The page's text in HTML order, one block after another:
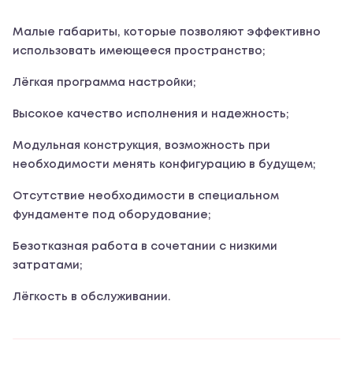
Малые габариты, которые позволяют эффективно
использовать имеющееся пространство;
Лёгкая программа настройки;
Высокое качество исполнения и надежность;
Модульная конструкция, возможность при
необходимости менять конфигурацию в будущем;
Отсутствие необходимости в специальном
фундаменте под оборудование;
Безотказная работа в сочетании с низкими
затратами;
Лёгкость в обслуживании.